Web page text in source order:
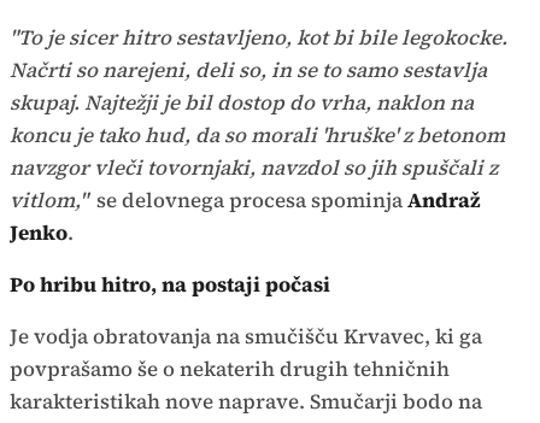
"To je sicer hitro sestavljeno, kot bi bile legokocke.
Načrti so narejeni, deli so, in se to samo sestavlja
skupaj. Najtežji je bil dostop do vrha, naklon na
koncu je tako hud, da so morali 'hruške' z betonom
navzgor vleči tovornjaki, navzdol so jih spuščali z
vitlom," se delovnega procesa spominjaAndraž
Jenko.
Po hribu hitro, na postaji počasi
Je vodja obratovanja na smučišču Krvavec, ki ga
povprašamo še o nekaterih drugih tehničnih
karakteristikah nove naprave. Smučarji bodo na